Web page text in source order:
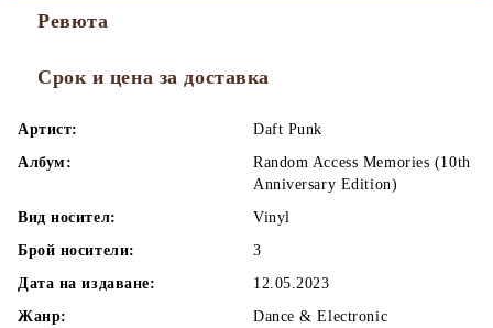
Ревюта
Срок и цена за доставка
Артист:
Daft Punk
Албум:
Random Access Memories (10th
Anniversary Edition)
Вид носител:
Vinyl
Брой носители:
3
Дата на издаване:
12.05.2023
Жанр:
Dance & Electronic